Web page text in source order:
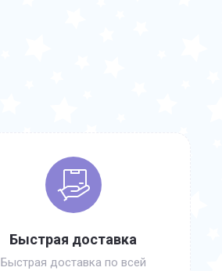
Быстрая доставка
Быстрая доставка по всей